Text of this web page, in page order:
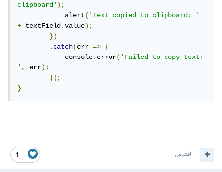
clipboard');
            alert
('Text copied to clipboard: '
+ textField.value);
})
.catch(err =>
{
            console
.error('Failed to copy text:
', err);
});
}
1 اقتباس